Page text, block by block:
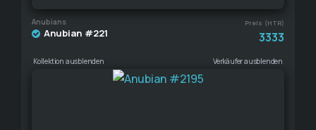
Anubians Preis (HTR)
Anubian #221 3333
Kollektion ausblenden Verkäufer ausblenden